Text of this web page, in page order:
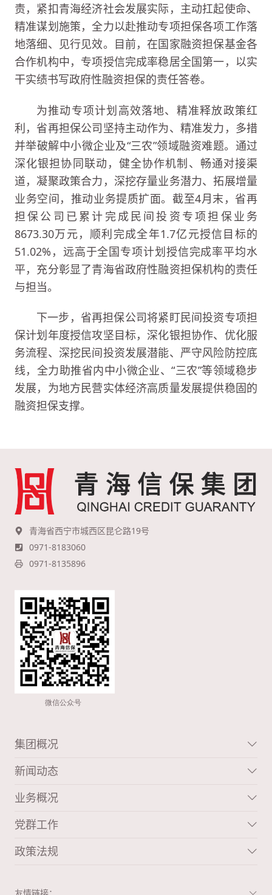
责，紧扣青海经济社会发展实际，主动扛起使命、
精准谋划施策，全力以赴推动专项担保各项工作落
地落细、见行见效。目前，在国家融资担保基金各
合作机构中，专项授信完成率稳居全国第一，以实
干实绩书写政府性融资担保的责任答卷。
为推动专项计划高效落地、精准释放政策红
利，省再担保公司坚持主动作为、精准发力，多措
并举破解中小微企业及“三农”领域融资难题。通过
深化银担协同联动，健全协作机制、畅通对接渠
道，凝聚政策合力，深挖存量业务潜力、拓展增量
业务空间，推动业务提质扩面。截至4月末，省再
担保公司已累计完成民间投资专项担保业务
8673.30万元，顺利完成全年1.7亿元授信目标的
51.02%，远高于全国专项计划授信完成率平均水
平，充分彰显了青海省政府性融资担保机构的责任
与担当。
下一步，省再担保公司将紧盯民间投资专项担
保计划年度授信攻坚目标，深化银担协作、优化服
务流程、深挖民间投资发展潜能、严守风险防控底
线，全力助推省内中小微企业、“三农”等领域稳步
发展，为地方民营实体经济高质量发展提供稳固的
融资担保支撑。
青海省西宁市城西区昆仑路19号
0971-8183060
0971-8135896
集团概况
新闻动态
业务概况
党群工作
政策法规